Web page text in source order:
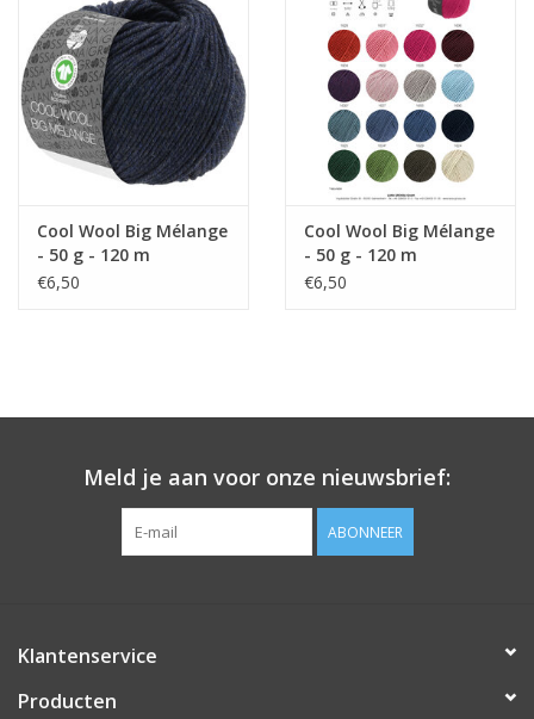
Cool Wool Big Mélange
- 50 g - 120 m
€6,50
Cool Wool Big Mélange
- 50 g - 120 m
€6,50
Meld je aan voor onze nieuwsbrief:
ABONNEER
Klantenservice
Producten